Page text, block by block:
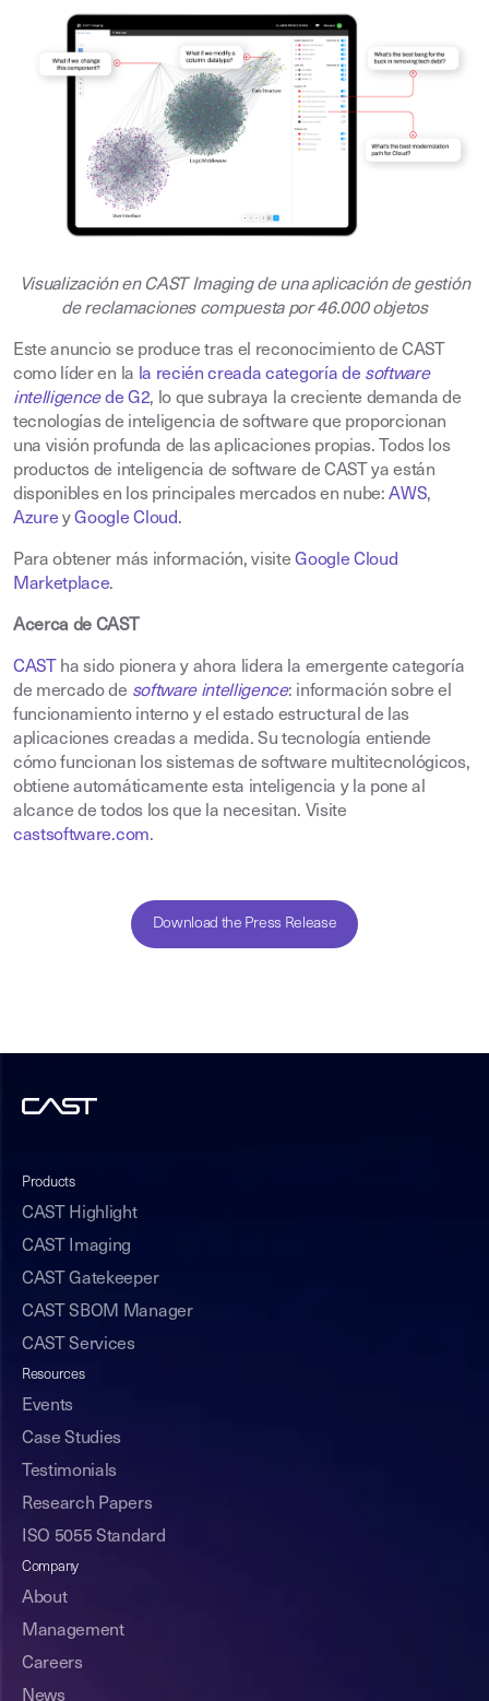
Visualización en CAST Imaging de una aplicación de gestión
de reclamaciones compuesta por 46.000 objetos
Este anuncio se produce tras el reconocimiento de CAST
como líder en la la recién creada categoría de software
intelligencede G2, lo que subraya la creciente demanda de
tecnologías de inteligencia de software que proporcionan
una visión profunda de las aplicaciones propias. Todos los
productos de inteligencia de software de CAST ya están
disponibles en los principales mercados en nube:AWS,
Azure yGoogle Cloud.
Para obtener más información, visiteGoogle Cloud
Marketplace.
Acerca de CAST
CASTha sido pionera y ahora lidera la emergente categoría
de mercado de software intelligence: información sobre el
funcionamiento interno y el estado estructural de las
aplicaciones creadas a medida. Su tecnología entiende
cómo funcionan los sistemas de software multitecnológicos,
obtiene automáticamente esta inteligencia y la pone al
alcance de todos los que la necesitan. Visite
castsoftware.com.
Download the Press Release
Products
CAST Highlight
CAST Imaging
CAST Gatekeeper
CAST SBOM Manager
CAST Services
Resources
Events
Case Studies
Testimonials
Research Papers
ISO 5055 Standard
Company
About
Management
Careers
News